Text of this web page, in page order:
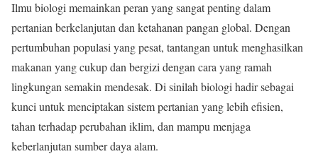
Ilmu biologi memainkan peran yang sangat penting dalam
pertanian berkelanjutan dan ketahanan pangan global. Dengan
pertumbuhan populasi yang pesat, tantangan untuk menghasilkan
makanan yang cukup dan bergizi dengan cara yang ramah
lingkungan semakin mendesak. Di sinilah biologi hadir sebagai
kunci untuk menciptakan sistem pertanian yang lebih efisien,
tahan terhadap perubahan iklim, dan mampu menjaga
keberlanjutan sumber daya alam.